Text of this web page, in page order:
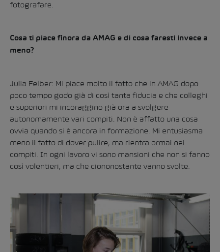
fotografare.
Cosa ti piace finora da AMAG e di cosa faresti invece a
meno?
Julia Felber: Mi piace molto il fatto che in AMAG dopo
poco tempo godo già di così tanta fiducia e che colleghi
e superiori mi incoraggino già ora a svolgere
autonomamente vari compiti. Non è affatto una cosa
ovvia quando si è ancora in formazione. Mi entusiasma
meno il fatto di dover pulire, ma rientra ormai nei
compiti. In ogni lavoro vi sono mansioni che non si fanno
così volentieri, ma che ciononostante vanno svolte.